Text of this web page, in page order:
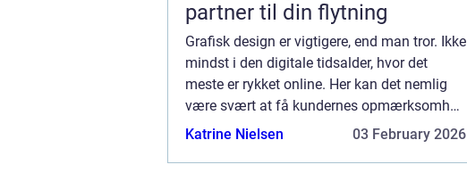
partner til din flytning
Grafisk design er vigtigere, end man tror. Ikke
mindst i den digitale tidsalder, hvor det
meste er rykket online. Her kan det nemlig
være svært at få kundernes opmærksomhed
– og fastholde den. Der er efterhånden s&...
Katrine Nielsen 03 February 2026